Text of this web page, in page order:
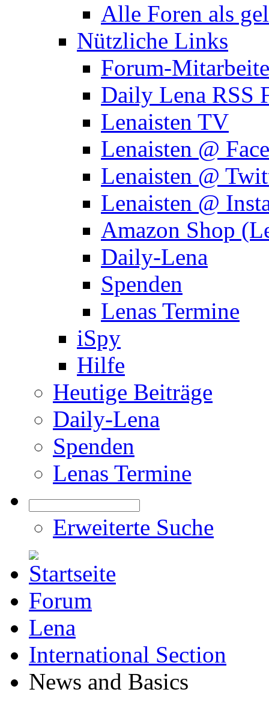
Alle Foren als
Nützliche Links
Forum-
Daily Lena RSS
Lenaisten TV
Lenaisten @
Lenaisten @
Lenaisten @
Amazon Shop
Daily-Lena
Spenden
Lenas Termine
iSpy
Hilfe
Heutige Beiträge
Daily-Lena
Spenden
Lenas Termine
Erweiterte Suche
Forum
Lena
International Section
News and Basics